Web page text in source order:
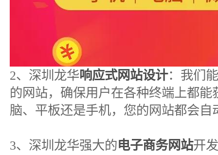
2、深圳龙华响应式网站设计：我们
的网站，确保用户在各种终端上都
脑、平板还是手机，您的网站都会
3、深圳龙华强大的电子商务网站开